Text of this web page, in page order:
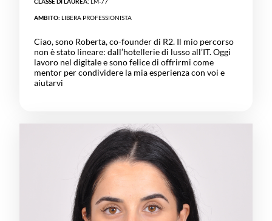
AMBITO: LIBERA PROFESSIONISTA
Ciao, sono Roberta, co-founder di R2. Il mio percorso
non è stato lineare: dall’hotellerie di lusso all’IT. Oggi
lavoro nel digitale e sono felice di offrirmi come
mentor per condividere la mia esperienza con voi e
aiutarvi